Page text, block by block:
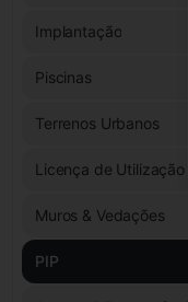
Implantação
Piscinas
Terrenos Urbanos
Licença de Utilização
Muros & Vedações
PIP